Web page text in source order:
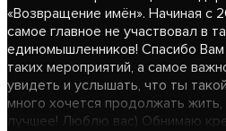
«Возвращение имён». Начиная с
самое главное не участвовал в
единомышленников! Спасибо
таких мероприятий, а самое
увидеть и услышать, что ты
много хочется продолжать
лучшее! Люблю вас) Обнимаю